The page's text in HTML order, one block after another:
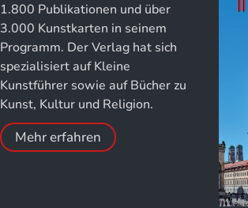
Jahrbuch der Stiftung Thüringer
Schlösser und Gärten
1.800 Publikationen und über
3.000 Kunstkarten in seinem
Programm. Der Verlag hat sich
spezialisiert auf Kleine
Kunstführer sowie auf Bücher zu
Kunst, Kultur und Religion.
Mehr erfahren